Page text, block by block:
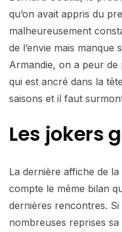
qu’on avait appris du
malheureusement
de l’envie mais manque
Armandie, on a peur de
qui est ancré dans la
saisons et il faut
Les jokers
La dernière affiche de
compte le même bilan
dernières rencontres.
nombreuses reprises